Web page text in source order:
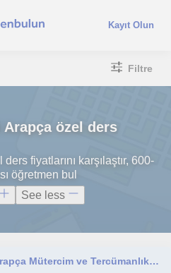
Kayıt Olun
Filtre
özel ders
fiyatlarını karşılaştır, 600-
öğretmen bul
See less
Ben 19 Mayıs Üniversitesi Arapça Mütercim ve Tercümanlık Bölümü 3. sınıf öğrencisiyim. Üniversite eğitimim boyunca Arapça dil bilg